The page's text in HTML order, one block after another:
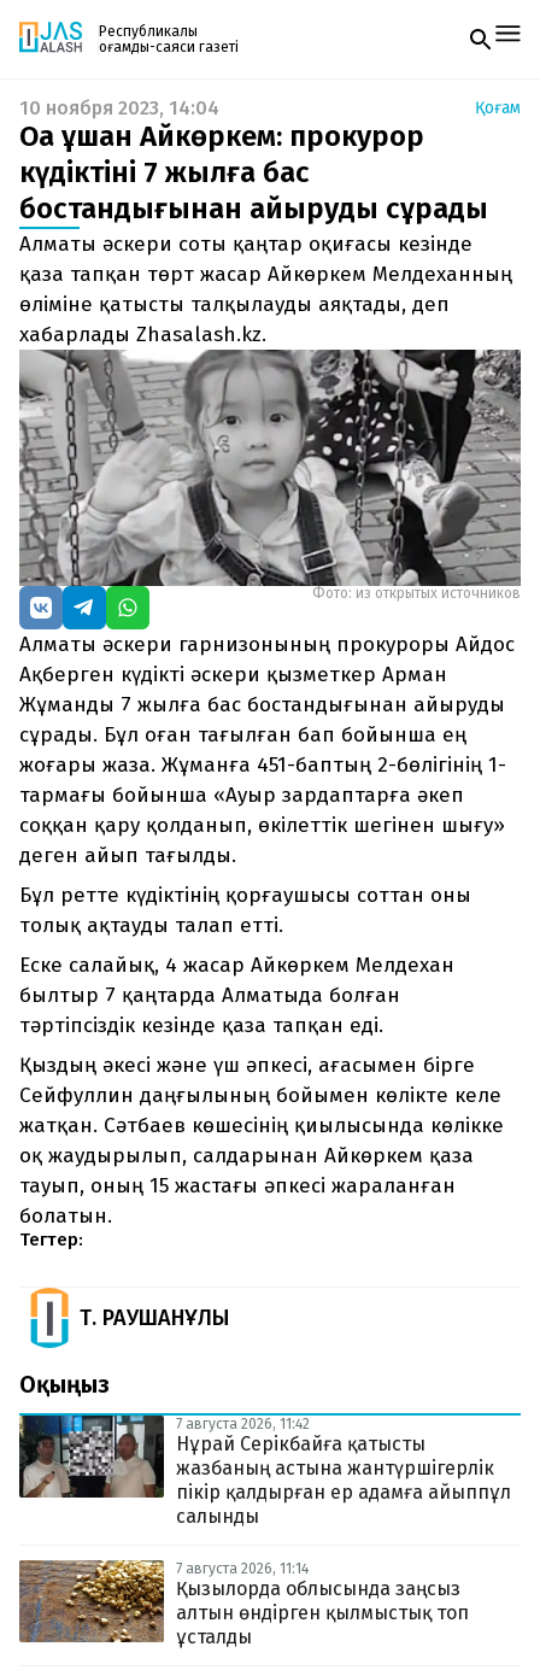
Республикалық
қоғамдық-саяси газеті
Жаңалықтар
Спорт
Live
Руханият
Аймақ
Архив
Заң және тәртіп
Редакциямен байланыс
+7 708 604 51 06
Жарнама бөлімі
+7 701 220 64 52
Пошта
zhasalash100@gmail.com
Газетке жазылу
PDF форматтағы газетті ай сайын электронды
поштаңызға алып отырыңыз. Жаңа нөмір
шыққан сәтте сізге бірден жіберіледі. Тек email
енгізіңіз, біз қалғанын өзіміз жібереміз.
10 ноября 2023, 14:04 Қоғам
Оққа ұшқан Айкөркем: прокурор
күдіктіні 7 жылға бас
бостандығынан айыруды сұрады
Алматы әскери соты қаңтар оқиғасы кезінде
қаза тапқан төрт жасар Айкөркем Мелдеханның
өліміне қатысты талқылауды аяқтады, деп
хабарлады Zhasalash.kz.
Фото: из открытых источников
Алматы әскери гарнизонының прокуроры Айдос
Ақберген күдікті әскери қызметкер Арман
Жұманды 7 жылға бас бостандығынан айыруды
сұрады. Бұл оған тағылған бап бойынша ең
жоғары жаза. Жұманға 451-баптың 2-бөлігінің 1-
тармағы бойынша «Ауыр зардаптарға әкеп
соққан қару қолданып, өкілеттік шегінен шығу»
деген айып тағылды.
Бұл ретте күдіктінің қорғаушысы соттан оны
толық ақтауды талап етті.
Еске салайық, 4 жасар Айкөркем Мелдехан
былтыр 7 қаңтарда Алматыда болған
тәртіпсіздік кезінде қаза тапқан еді.
Қыздың әкесі және үш әпкесі, ағасымен бірге
Сейфуллин даңғылының бойымен көлікте келе
жатқан. Сәтбаев көшесінің қиылысында көлікке
оқ жаудырылып, салдарынан Айкөркем қаза
тауып, оның 15 жастағы әпкесі жараланған
болатын.
Тегтер:
Т. РАУШАНҰЛЫ
Оқыңыз
7 августа 2026, 11:42
Нұрай Серікбайға қатысты
жазбаның астына жантүршігерлік
пікір қалдырған ер адамға айыппұл
салынды
7 августа 2026, 11:14
Қызылорда облысында заңсыз
алтын өндірген қылмыстық топ
ұсталды